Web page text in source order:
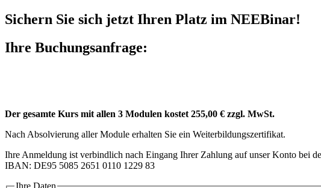
Sichern Sie sich jetzt Ihren Platz im NEEBinar!
Ihre Buchungsanfrage:
Der gesamte Kurs mit allen 3 Modulen kostet 255,00 € zzgl. MwSt.
Nach Absolvierung aller Module erhalten Sie ein Weiterbildungszertifikat.
Ihre Anmeldung ist verbindlich nach Eingang Ihrer Zahlung auf unser Konto bei
IBAN: DE95 5085 2651 0110 1229 83
Ihre Daten